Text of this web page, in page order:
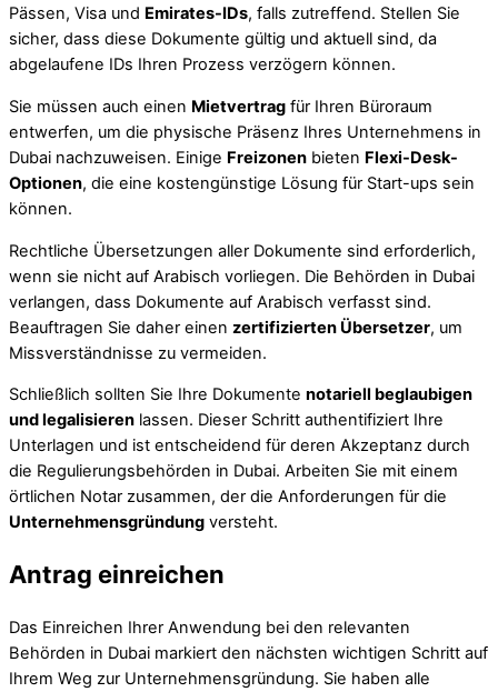
Pässen, Visa und Emirates-IDs, falls zutreffend. Stellen Sie
sicher, dass diese Dokumente gültig und aktuell sind, da
abgelaufene IDs Ihren Prozess verzögern können.
Sie müssen auch einen Mietvertrag für Ihren Büroraum
entwerfen, um die physische Präsenz Ihres Unternehmens in
Dubai nachzuweisen. Einige Freizonen bieten Flexi-Desk-
Optionen, die eine kostengünstige Lösung für Start-ups sein
können.
Rechtliche Übersetzungen aller Dokumente sind erforderlich,
wenn sie nicht auf Arabisch vorliegen. Die Behörden in Dubai
verlangen, dass Dokumente auf Arabisch verfasst sind.
Beauftragen Sie daher einen zertifizierten Übersetzer, um
Missverständnisse zu vermeiden.
Schließlich sollten Sie Ihre Dokumente notariell beglaubigen
und legalisieren lassen. Dieser Schritt authentifiziert Ihre
Unterlagen und ist entscheidend für deren Akzeptanz durch
die Regulierungsbehörden in Dubai. Arbeiten Sie mit einem
örtlichen Notar zusammen, der die Anforderungen für die
Unternehmensgründung versteht.
Antrag einreichen
Das Einreichen Ihrer Anwendung bei den relevanten
Behörden in Dubai markiert den nächsten wichtigen Schritt auf
Ihrem Weg zur Unternehmensgründung. Sie haben alle